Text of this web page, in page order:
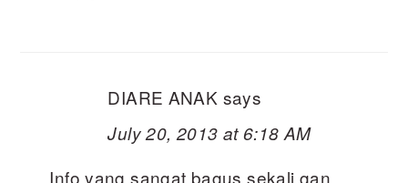
DIARE ANAK says
July 20, 2013 at 6:18 AM
Info yang sangat bagus sekali gan,.,.